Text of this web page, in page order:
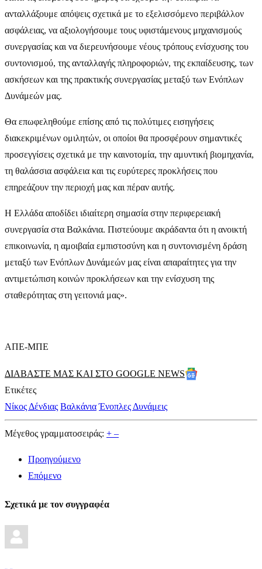
ανταλλάξουμε απόψεις σχετικά με το εξελισσόμενο περιβάλλον
ασφάλειας, να αξιολογήσουμε τους υφιστάμενους μηχανισμούς
συνεργασίας και να διερευνήσουμε νέους τρόπους ενίσχυσης του
συντονισμού, της ανταλλαγής πληροφοριών, της εκπαίδευσης, των
ασκήσεων και της πρακτικής συνεργασίας μεταξύ των Ενόπλων
Δυνάμεών μας.
Θα επωφεληθούμε επίσης από τις πολύτιμες εισηγήσεις
διακεκριμένων ομιλητών, οι οποίοι θα προσφέρουν σημαντικές
προσεγγίσεις σχετικά με την καινοτομία, την αμυντική βιομηχανία,
τη θαλάσσια ασφάλεια και τις ευρύτερες προκλήσεις που
επηρεάζουν την περιοχή μας και πέραν αυτής.
Η Ελλάδα αποδίδει ιδιαίτερη σημασία στην περιφερειακή
συνεργασία στα Βαλκάνια. Πιστεύουμε ακράδαντα ότι η ανοικτή
επικοινωνία, η αμοιβαία εμπιστοσύνη και η συντονισμένη δράση
μεταξύ των Ενόπλων Δυνάμεών μας είναι απαραίτητες για την
αντιμετώπιση κοινών προκλήσεων και την ενίσχυση της
σταθερότητας στη γειτονιά μας».
ΑΠΕ-ΜΠΕ
ΔΙΑΒΑΣΤΕ ΜΑΣ ΚΑΙ ΣΤΟ GOOGLE NEWS
Ετικέτες
Νίκος Δένδιας Βαλκάνια Ένοπλες Δυνάμεις
Μέγεθος γραμματοσειράς: + –
Προηγούμενο
Επόμενο
Σχετικά με τον συγγραφέα